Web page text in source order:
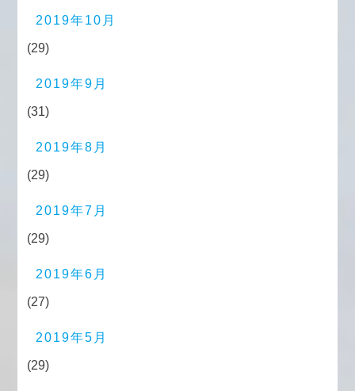
2019年10月
(29)
2019年9月
(31)
2019年8月
(29)
2019年7月
(29)
2019年6月
(27)
2019年5月
(29)